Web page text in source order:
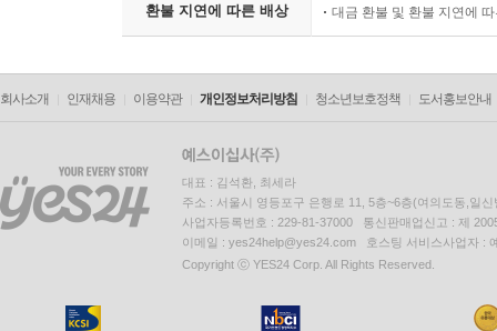
환불 지연에 따른 배상 대금 환불 및 환불 지연에
회사소개 인재채용 이용약관 개인정보처리방침 청소년보호정책 도서홍보안내
대표 : 김석환, 최세라
주소 : 서울시 영등포구 은행로 11, 5층~6층(여의도동,일신
사업자등록번호 : 229-81-37000 통신판매업신고 : 제
이메일 : yes24help@yes24.com 호스팅 서비스사업자 :
Copyright ⓒ YES24 Corp. All Rights Reserved.